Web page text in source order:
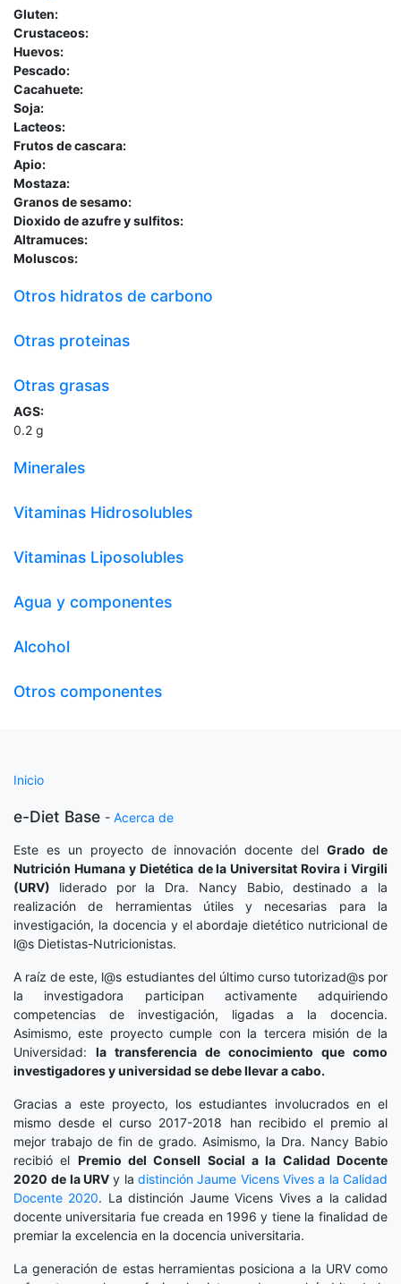
Gluten:
Crustaceos:
Huevos:
Pescado:
Cacahuete:
Soja:
Lacteos:
Frutos de cascara:
Apio:
Mostaza:
Granos de sesamo:
Dioxido de azufre y sulfitos:
Altramuces:
Moluscos:
Otros hidratos de carbono
Otras proteinas
Otras grasas
AGS:
0.2 g
Minerales
Vitaminas Hidrosolubles
Vitaminas Liposolubles
Agua y componentes
Alcohol
Otros componentes
Inicio
e-Diet Base - Acerca de
Este es un proyecto de innovación docente delGrado de
Nutrición Humana y Dietética de la Universitat Rovira i Virgili
(URV) liderado por la Dra. Nancy Babio, destinado a la
realización de herramientas útiles y necesarias para la
investigación, la docencia y el abordaje dietético nutricional de
l@s Dietistas-Nutricionistas.
A raíz de este, l@s estudiantes del último curso tutorizad@s por
la investigadora participan activamente adquiriendo
competencias de investigación, ligadas a la docencia.
Asimismo, este proyecto cumple con la tercera misión de la
Universidad: la transferencia de conocimiento que como
investigadores y universidad se debe llevar a cabo.
Gracias a este proyecto, los estudiantes involucrados en el
mismo desde el curso 2017-2018 han recibido el premio al
mejor trabajo de fin de grado. Asimismo, la Dra. Nancy Babio
recibió el Premio del Consell Social a la Calidad Docente
2020 de la URV y ladistinción Jaume Vicens Vives a la Calidad
Docente 2020. La distinción Jaume Vicens Vives a la calidad
docente universitaria fue creada en 1996 y tiene la finalidad de
premiar la excelencia en la docencia universitaria.
La generación de estas herramientas posiciona a la URV como